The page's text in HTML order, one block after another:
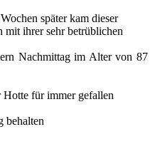
später kam dieser
mit ihrer sehr betrüblichen
Nachmittag im Alter von 87
Hotte für immer gefallen
behalten